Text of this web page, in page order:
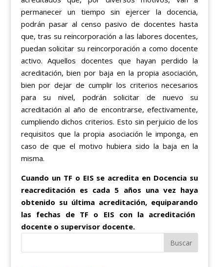
permanecer un tiempo sin ejercer la docencia,
podrán pasar al censo pasivo de docentes hasta
que, tras su reincorporación a las labores docentes,
puedan solicitar su reincorporación a como docente
activo. Aquellos docentes que hayan perdido la
acreditación, bien por baja en la propia asociación,
bien por dejar de cumplir los criterios necesarios
para su nivel, podrán solicitar de nuevo su
acreditación al año de encontrarse, efectivamente,
cumpliendo dichos criterios. Esto sin perjuicio de los
requisitos que la propia asociación le imponga, en
caso de que el motivo hubiera sido la baja en la
misma.
Cuando un TF o EIS se acredita en Docencia su
reacreditación es cada 5 años una vez haya
obtenido su última acreditación, equiparando
las fechas de TF o EIS con la acreditación
docente o supervisor docente.